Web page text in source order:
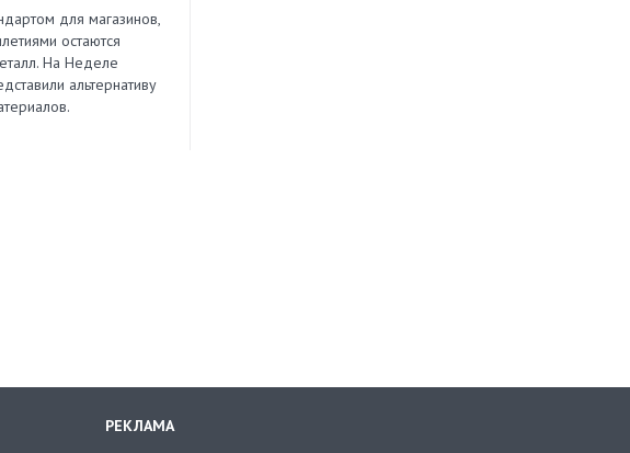
для магазинов,
остаются
На Неделе
альтернативу
РЕКЛАМА